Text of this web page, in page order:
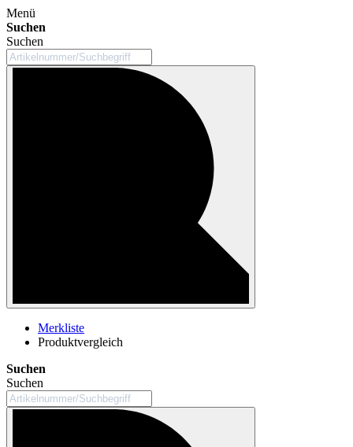
Menü
Suchen
Suchen
Merkliste
Produktvergleich
Suchen
Suchen